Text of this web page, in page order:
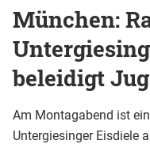
München:
beleidigt
Am Montagabend ist
Untergiesinger Eisdiele